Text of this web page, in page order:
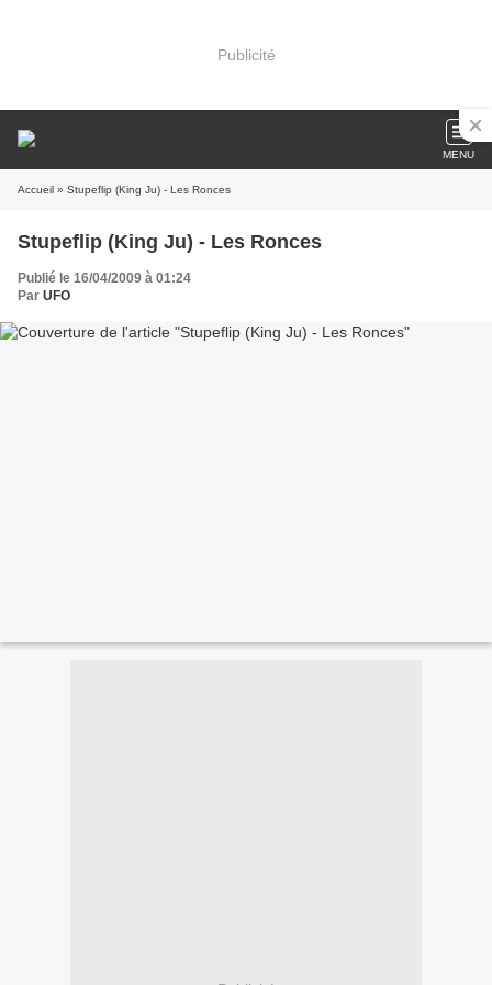
Publicité
MENU
Accueil » Stupeflip (King Ju) - Les Ronces
Stupeflip (King Ju) - Les Ronces
Publié le 16/04/2009 à 01:24
Par UFO